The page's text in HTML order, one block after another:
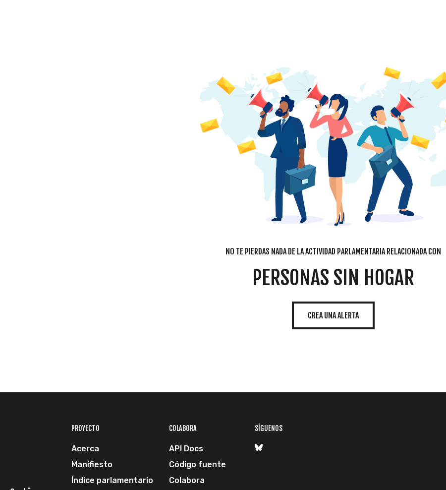
NO TE PIERDAS NADA DE LA ACTIVIDAD PARLAMENTARIA RELACIONADA CON
PERSONAS SIN HOGAR
CREA UNA ALERTA
PROYECTO
Acerca
Manifiesto
Índice parlamentario
COLABORA
API Docs
Código fuente
Colabora
SÍGUENOS